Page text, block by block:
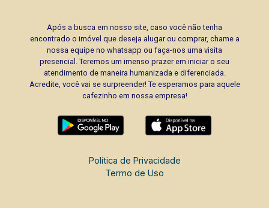
Após a busca em nosso site, caso você não tenha
encontrado o imóvel que deseja alugar ou comprar, chame a
nossa equipe no whatsapp ou faça-nos uma visita
presencial. Teremos um imenso prazer em iniciar o seu
atendimento de maneira humanizada e diferenciada.
Acredite, você vai se surpreender! Te esperamos para aquele
cafezinho em nossa empresa!
Política de Privacidade
Termo de Uso